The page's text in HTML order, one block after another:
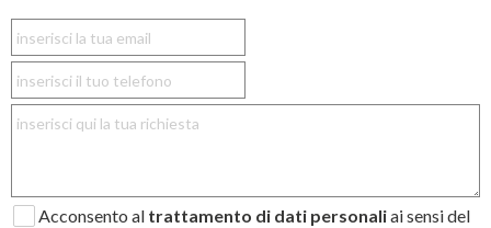
Acconsento al trattamento di dati personaliai sensi del